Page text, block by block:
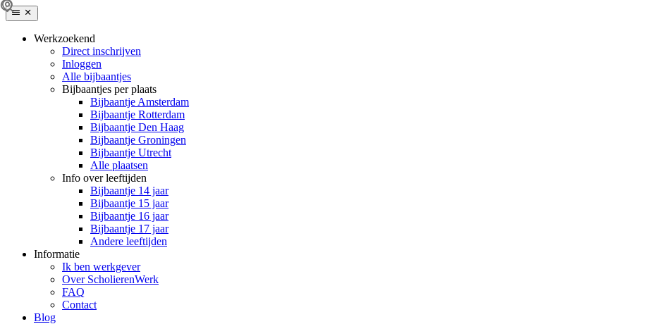
Werkzoekend
Direct inschrijven
Inloggen
Alle bijbaantjes
Bijbaantjes per plaats
Bijbaantje Amsterdam
Bijbaantje Rotterdam
Bijbaantje Den Haag
Bijbaantje Groningen
Bijbaantje Utrecht
Alle plaatsen
Info over leeftijden
Bijbaantje 14 jaar
Bijbaantje 15 jaar
Bijbaantje 16 jaar
Bijbaantje 17 jaar
Andere leeftijden
Informatie
Ik ben werkgever
Over ScholierenWerk
FAQ
Contact
Blog